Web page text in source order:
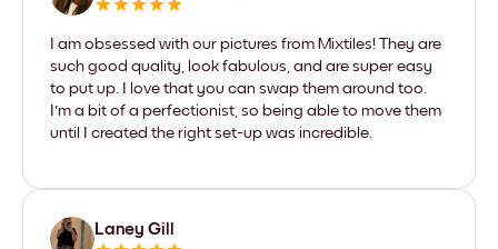
I am obsessed with our pictures from Mixtiles! They are
such good quality, look fabulous, and are super easy
to put up. I love that you can swap them around too.
I'm a bit of a perfectionist, so being able to move them
until I created the right set-up was incredible.
Laney Gill